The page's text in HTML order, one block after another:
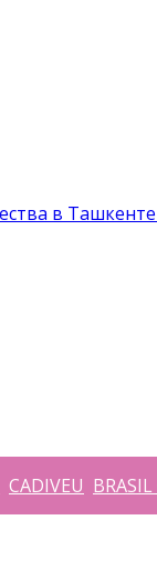
CADIVEU BRASIL